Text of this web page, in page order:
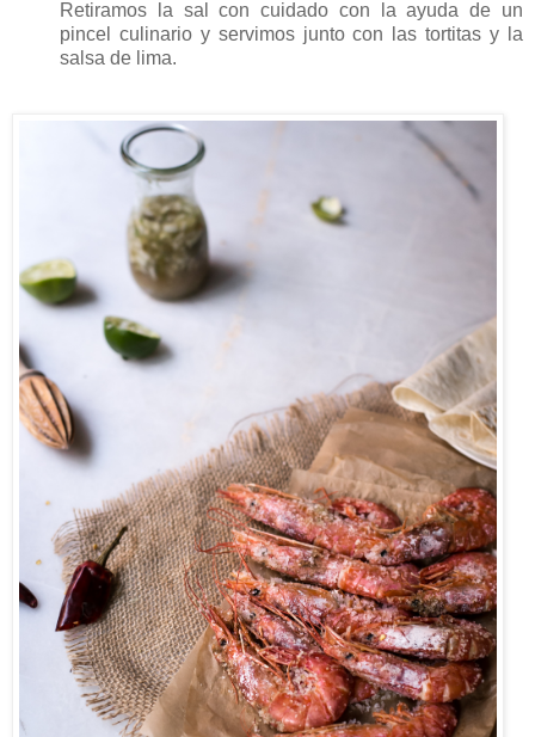
Retiramos la sal con cuidado con la ayuda de un
pincel culinario y servimos junto con las tortitas y la
salsa de lima.